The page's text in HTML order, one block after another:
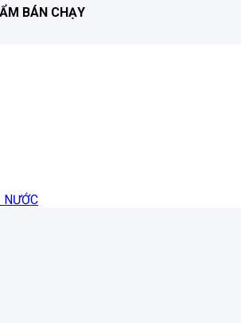
BÁN CHẠY
NƯỚC